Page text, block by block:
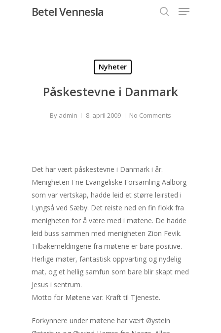
Betel Vennesla Menu
Nyheter
Påskestevne i Danmark
By admin 8. april 2009 No Comments
Det har vært påskestevne i Danmark i år.
Menigheten Frie Evangeliske Forsamling Aalborg
som var vertskap, hadde leid et større leirsted i
Lyngså ved Sæby. Det reiste ned en fin flokk fra
menigheten for å være med i møtene. De hadde
leid buss sammen med menigheten Zion Fevik.
Tilbakemeldingene fra møtene er bare positive.
Herlige møter, fantastisk oppvarting og nydelig
mat, og et hellig samfun som bare blir skapt med
Jesus i sentrum.
Motto for Møtene var: Kraft til Tjeneste.
Forkynnere under møtene har vært Øystein